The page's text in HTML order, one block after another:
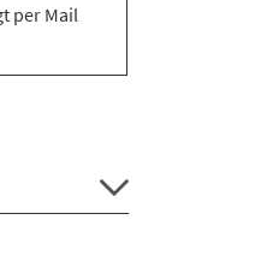
per Mail